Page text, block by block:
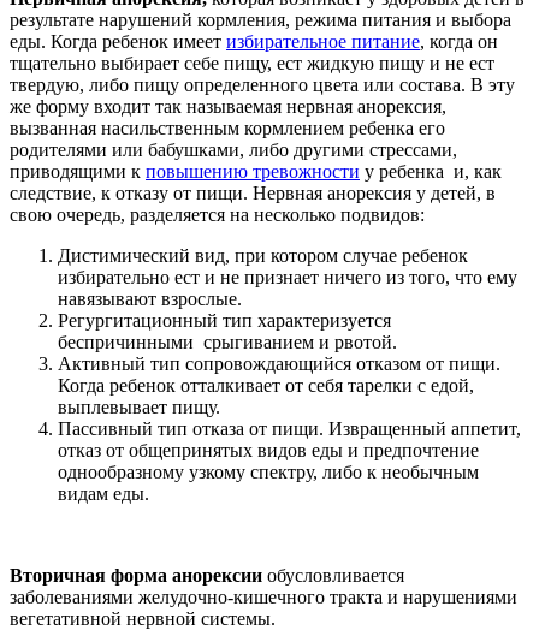
результате нарушений кормления, режима питания и выбора
еды. Когда ребенок имеет избирательное питание, когда он
тщательно выбирает себе пищу, ест жидкую пищу и не ест
твердую, либо пищу определенного цвета или состава. В эту
же форму входит так называемая нервная анорексия,
вызванная насильственным кормлением ребенка его
родителями или бабушками, либо другими стрессами,
приводящими к повышению тревожности у ребенка и, как
следствие, к отказу от пищи. Нервная анорексия у детей, в
свою очередь, разделяется на несколько подвидов:
Дистимический вид, при котором случае ребенок
избирательно ест и не признает ничего из того, что ему
навязывают взрослые.
Регургитационный тип характеризуется
беспричинными срыгиванием и рвотой.
Активный тип сопровождающийся отказом от пищи.
Когда ребенок отталкивает от себя тарелки с едой,
выплевывает пищу.
Пассивный тип отказа от пищи. Извращенный аппетит,
отказ от общепринятых видов еды и предпочтение
однообразному узкому спектру, либо к необычным
видам еды.
Вторичная форма анорексии обусловливается
заболеваниями желудочно-кишечного тракта и нарушениями
вегетативной нервной системы.